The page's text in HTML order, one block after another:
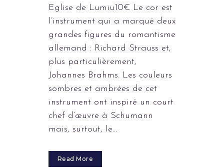
Eglise de Lumiu10€ Le cor est
l’instrument qui a marqué deux
grandes figures du romantisme
allemand : Richard Strauss et,
plus particulièrement,
Johannes Brahms. Les couleurs
sombres et ambrées de cet
instrument ont inspiré un court
chef d’œuvre à Schumann
mais, surtout, le...
Read More